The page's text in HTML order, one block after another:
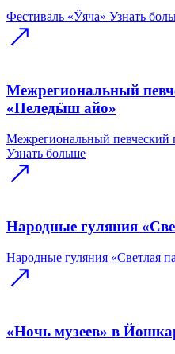
Фестиваль «Ӱяча» Узнать
Межрегиональный
«Пеледӹш айо»
Межрегиональный певческий
Узнать больше
Народные гуляния
Народные гуляния «Светлая
«Ночь музеев» в